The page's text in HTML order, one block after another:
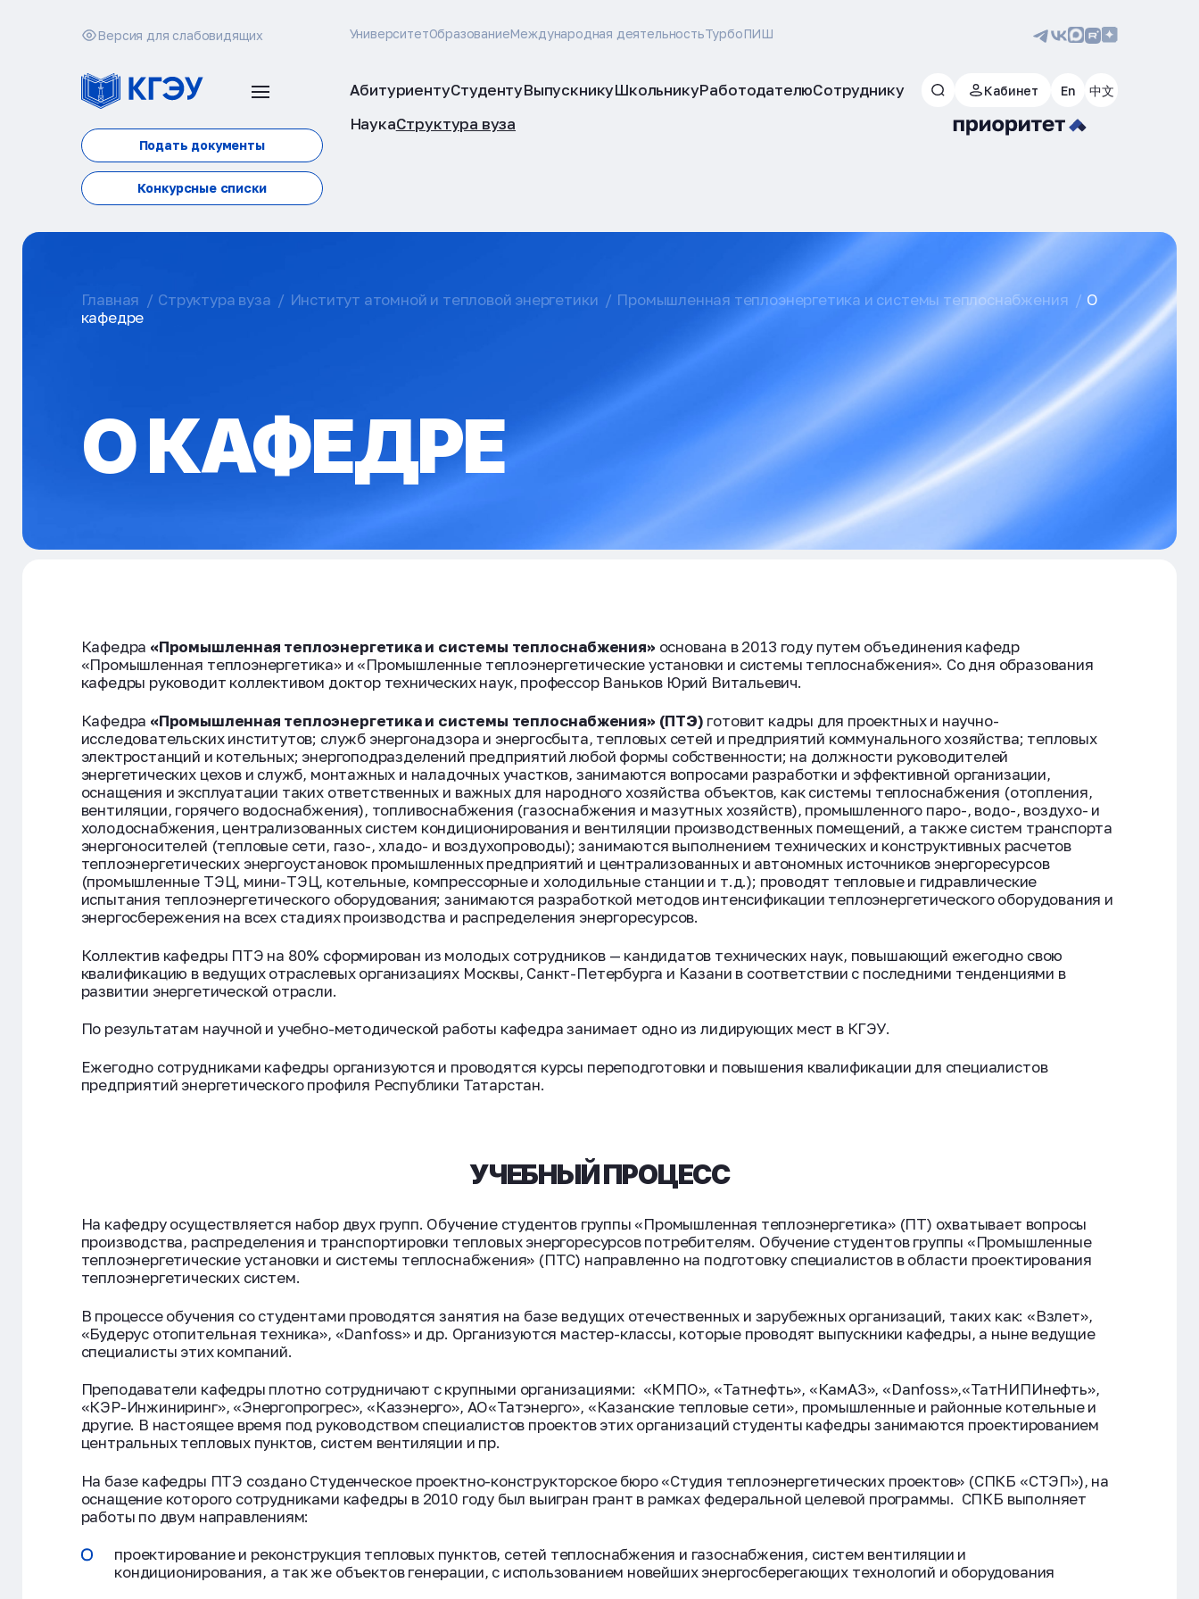
Версия для слабовидящих УниверситетОбразованиеМеждународная деятельностьТурбоПИШ
Подать документы
Конкурсные списки
АбитуриентуСтудентуВыпускникуШкольникуРаботодателюСотруднику
НаукаСтруктура вуза
Кабинет En 中文
Главная Структура вуза Институт атомной и тепловой энергетики Промышленная теплоэнергетика и системы теплоснабжения
О
кафедре
О КАФЕДРЕ
Кафедра «Промышленная теплоэнергетика и системы теплоснабжения» основана в 2013 году путем объединения кафедр
«Промышленная теплоэнергетика» и «Промышленные теплоэнергетические установки и системы теплоснабжения». Со дня образования
кафедры руководит коллективом доктор технических наук, профессор Ваньков Юрий Витальевич.
Кафедра «Промышленная теплоэнергетика и системы теплоснабжения» (ПТЭ) готовит кадры для проектных и научно-
исследовательских институтов; служб энергонадзора и энергосбыта, тепловых сетей и предприятий коммунального хозяйства; тепловых
электростанций и котельных; энергоподразделений предприятий любой формы собственности; на должности руководителей
энергетических цехов и служб, монтажных и наладочных участков, занимаются вопросами разработки и эффективной организации,
оснащения и эксплуатации таких ответственных и важных для народного хозяйства объектов, как системы теплоснабжения (отопления,
вентиляции, горячего водоснабжения), топливоснабжения (газоснабжения и мазутных хозяйств), промышленного паро-, водо-, воздухо- и
холодоснабжения, централизованных систем кондиционирования и вентиляции производственных помещений, а также систем транспорта
энергоносителей (тепловые сети, газо-, хладо- и воздухопроводы); занимаются выполнением технических и конструктивных расчетов
теплоэнергетических энергоустановок промышленных предприятий и централизованных и автономных источников энергоресурсов
(промышленные ТЭЦ, мини-ТЭЦ, котельные, компрессорные и холодильные станции и т.д.); проводят тепловые и гидравлические
испытания теплоэнергетического оборудования; занимаются разработкой методов интенсификации теплоэнергетического оборудования и
энергосбережения на всех стадиях производства и распределения энергоресурсов.
Коллектив кафедры ПТЭ на 80% сформирован из молодых сотрудников — кандидатов технических наук, повышающий ежегодно свою
квалификацию в ведущих отраслевых организациях Москвы, Санкт-Петербурга и Казани в соответствии с последними тенденциями в
развитии энергетической отрасли.
По результатам научной и учебно-методической работы кафедра занимает одно из лидирующих мест в КГЭУ.
Ежегодно сотрудниками кафедры организуются и проводятся курсы переподготовки и повышения квалификации для специалистов
предприятий энергетического профиля Республики Татарстан.
УЧЕБНЫЙ ПРОЦЕСС
На кафедру осуществляется набор двух групп. Обучение студентов группы «Промышленная теплоэнергетика» (ПТ) охватывает вопросы
производства, распределения и транспортировки тепловых энергоресурсов потребителям. Обучение студентов группы «Промышленные
теплоэнергетические установки и системы теплоснабжения» (ПТС) направленно на подготовку специалистов в области проектирования
теплоэнергетических систем.
В процессе обучения со студентами проводятся занятия на базе ведущих отечественных и зарубежных организаций, таких как: «Взлет»,
«Будерус отопительная техника», «Danfoss» и др. Организуются мастер-классы, которые проводят выпускники кафедры, а ныне ведущие
специалисты этих компаний.
Преподаватели кафедры плотно сотрудничают с крупными организациями: «КМПО», «Татнефть», «КамАЗ», «Danfoss»,«ТатНИПИнефть»,
«КЭР-Инжиниринг», «Энергопрогрес», «Казэнерго», АО«Татэнерго», «Казанские тепловые сети», промышленные и районные котельные и
другие. В настоящее время под руководством специалистов проектов этих организаций студенты кафедры занимаются проектированием
центральных тепловых пунктов, систем вентиляции и пр.
На базе кафедры ПТЭ создано Студенческое проектно-конструкторское бюро «Студия теплоэнергетических проектов» (СПКБ «СТЭП»), на
оснащение которого сотрудниками кафедры в 2010 году был выигран грант в рамках федеральной целевой программы. СПКБ выполняет
работы по двум направлениям:
проектирование и реконструкция тепловых пунктов, сетей теплоснабжения и газоснабжения, систем вентиляции и
кондиционирования, а так же объектов генерации, с использованием новейших энергосберегающих технологий и оборудования